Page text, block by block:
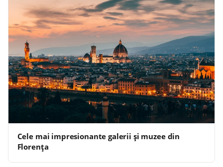
Cele mai impresionante galerii și muzee din
Florența